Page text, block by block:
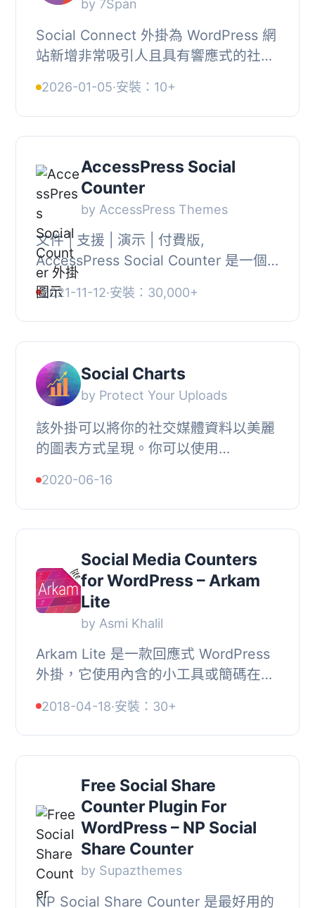
by 7Span
Social Connect 外掛為 WordPress 網
站新增非常吸引人且具有響應式的社交
Facebook、Twitter、Instagram、
YouTube、Pintere...
2026-01-05·安裝：10+
AccessPress Social
Counter
by AccessPress Themes
文件 | 支援 | 演示 | 付費版,
AccessPress Social Counter 是一個
免費的 WordPress 外掛程式，可在您
的網站上顯示社交帳戶的粉絲、訂閱和
追蹤者數字！, 這是...
2021-11-12·安裝：30,000+
Social Charts
by Protect Your Uploads
該外掛可以將你的社交媒體資料以美麗
的圖表方式呈現。你可以使用
platform=”instagram”]）輕鬆地顯示社
交媒...
2020-06-16
Social Media Counters
for WordPress – Arkam
Lite
by Asmi Khalil
Arkam Lite 是一款回應式 WordPress
外掛，它使用內含的小工具或簡碼在您
體網絡的時尚優雅的社交媒體按鈕和計
數器。, 完...
2018-04-18·安裝：30+
Free Social Share
Counter Plugin For
WordPress – NP Social
Share Counter
by Supazthemes
NP Social Share Counter 是最好用的